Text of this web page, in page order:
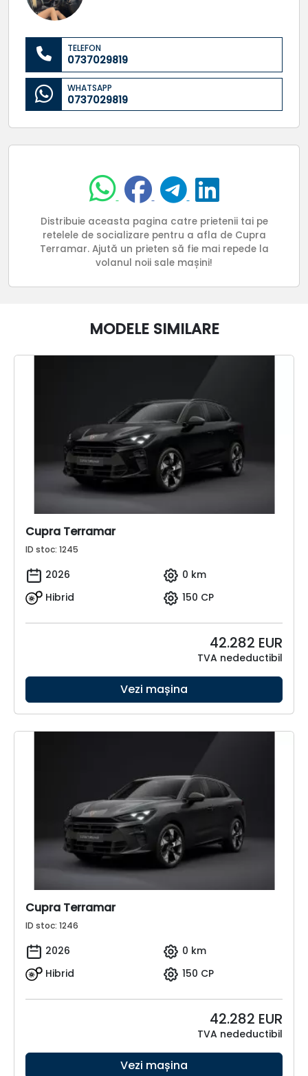
TELEFON
0737029819
WHATSAPP
0737029819
Distribuie aceasta pagina catre prietenii tai pe
retelele de socializare pentru a afla de Cupra
Terramar. Ajută un prieten să fie mai repede la
volanul noii sale mașini!
MODELE SIMILARE
Cupra Terramar
ID stoc: 1245
2026
0 km
Hibrid
150 CP
42.282 EUR
TVA nedeductibil
Vezi mașina
Cupra Terramar
ID stoc: 1246
2026
0 km
Hibrid
150 CP
42.282 EUR
TVA nedeductibil
Vezi mașina